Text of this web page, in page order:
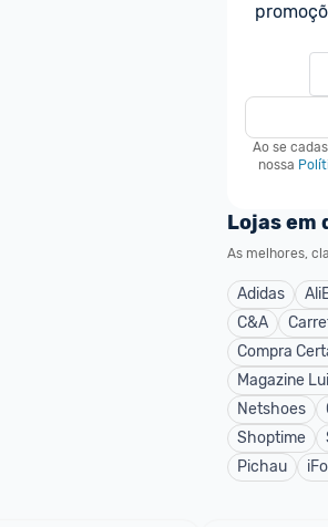
Ao se
nossa
Lojas em
As melhores,
Adidas
C&A
Compra
Magazine
Netshoes
Shoptime
Pichau